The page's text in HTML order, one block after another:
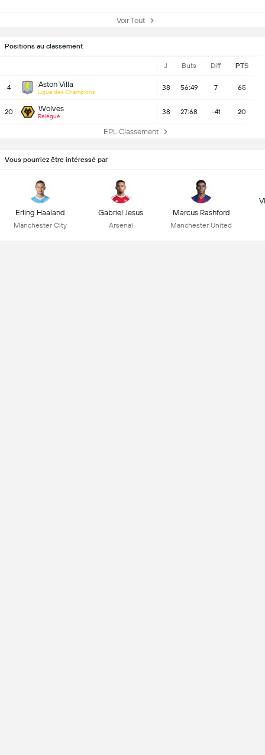
Positions au classement
J Buts Diff PTS
4 Aston Villa
Ligue des Champions
38 56:49 7 65
20 Wolves
Relégué
38 27:68 -41 20
EPL Classement
Voir Tout
Vous pourriez être intéressé par
Erling Haaland
Manchester City
Gabriel Jesus
Arsenal
Marcus Rashford
Manchester United